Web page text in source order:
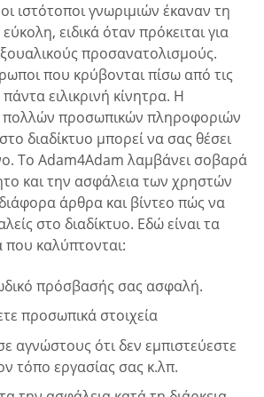
ιστότοποι γνωριμιών έκαναν τη
ειδικά όταν πρόκειται για
προσανατολισμούς.
που κρύβονται πίσω από τις
ειλικρινή κίνητρα. Η
προσωπικών πληροφοριών
διαδίκτυο μπορεί να σας θέσει
Το Adam4Adam λαμβάνει σοβαρά
και την ασφάλεια των χρηστών
άρθρα και βίντεο πώς να
στο διαδίκτυο. Εδώ είναι τα
που καλύπτονται:
πρόσβασής σας ασφαλή.
προσωπικά στοιχεία
αγνώστους ότι δεν εμπιστεύεστε
τόπο εργασίας σας κ.λπ.